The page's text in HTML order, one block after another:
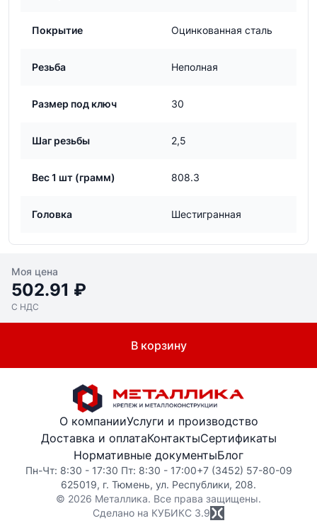
Покрытие Оцинкованная сталь
Резьба Неполная
Размер под ключ 30
Шаг резьбы 2,5
Вес 1 шт (грамм) 808.3
Головка Шестигранная
Моя цена
502.91 ₽
С НДС
В корзину
О компанииУслуги и производство
Доставка и оплатаКонтактыСертификаты
Нормативные документыБлог
Пн-Чт: 8:30 - 17:30 Пт: 8:30 - 17:00+7 (3452) 57-80-09
625019, г. Тюмень, ул. Республики, 208.
© 2026 Металлика. Все права защищены.
Сделано на КУБИКС 3.9